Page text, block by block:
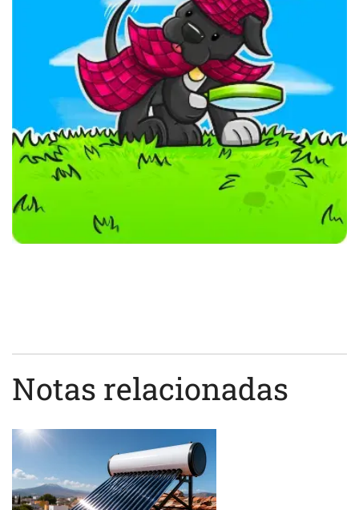
Notas relacionadas